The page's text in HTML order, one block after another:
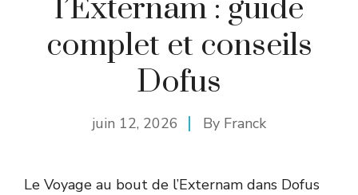
l’Externam : guide
complet et conseils
Dofus
juin 12, 2026 By Franck
Le Voyage au bout de l’Externam dans Dofus